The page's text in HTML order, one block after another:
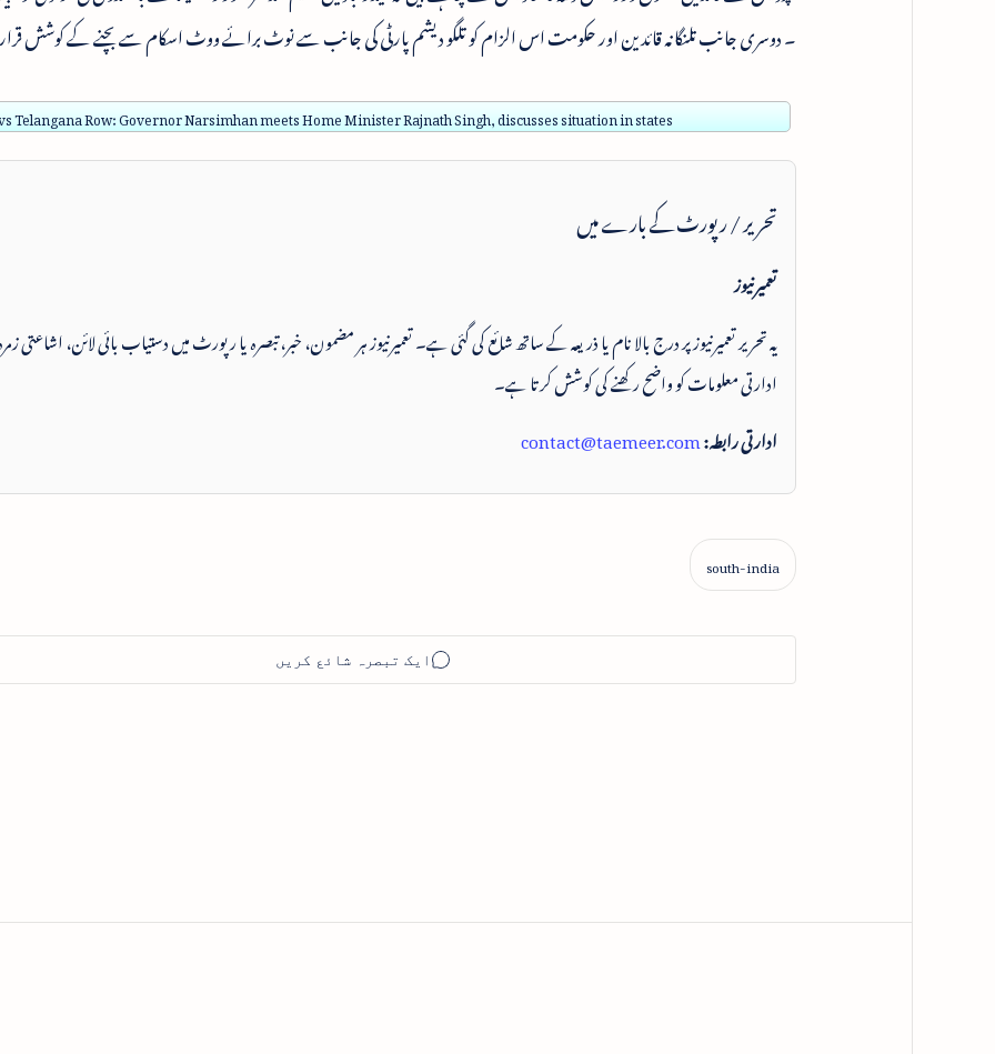
۔ دوسری جانب تلنگانہ قائدین اور حکومت اس الزام کو تلگو دیشم پارٹی کی جانب سے نوٹ برائے ووٹ اسکام سے بچنے کے کوشش
Telangana Row: Governor Narsimhan meets Home Minister Rajnath Singh, discusses situation in states
تحریر / رپورٹ کے بارے میں
تعمیرنیوز
یہ تحریر تعمیرنیوز پر درج بالا نام یا ذریعہ کے ساتھ شائع کی گئی ہے۔ تعمیرنیوز ہر مضمون، خبر، تبصرہ یا رپورٹ میں دستیاب بائی لائن، اشاعتی
ادارتی معلومات کو واضح رکھنے کی کوشش کرتا ہے۔
ادارتی رابطہ:contact@taemeer.com